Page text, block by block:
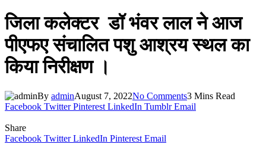
जिला कलेक्टर डॉ भंवर लाल ने आज
पीएफए संचालित पशु आश्रय स्थल का
किया निरीक्षण ।
By adminAugust 7, 2022No Comments3 Mins Read
Facebook Twitter Pinterest LinkedIn Tumblr Email
Share
Facebook Twitter LinkedIn Pinterest Email